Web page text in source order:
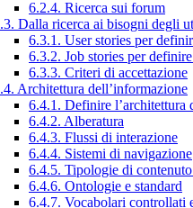
6.2.4. Ricerca sui forum
Dalla ricerca ai bisogni degli
6.3.1. User stories per
6.3.2. Job stories per
6.3.3. Criteri di accettazione
Architettura dell’informazione
6.4.1. Definire l’architettura
6.4.2. Alberatura
6.4.3. Flussi di interazione
6.4.4. Sistemi di navigazione
6.4.5. Tipologie di
6.4.6. Ontologie e standard
6.4.7. Vocabolari controllati